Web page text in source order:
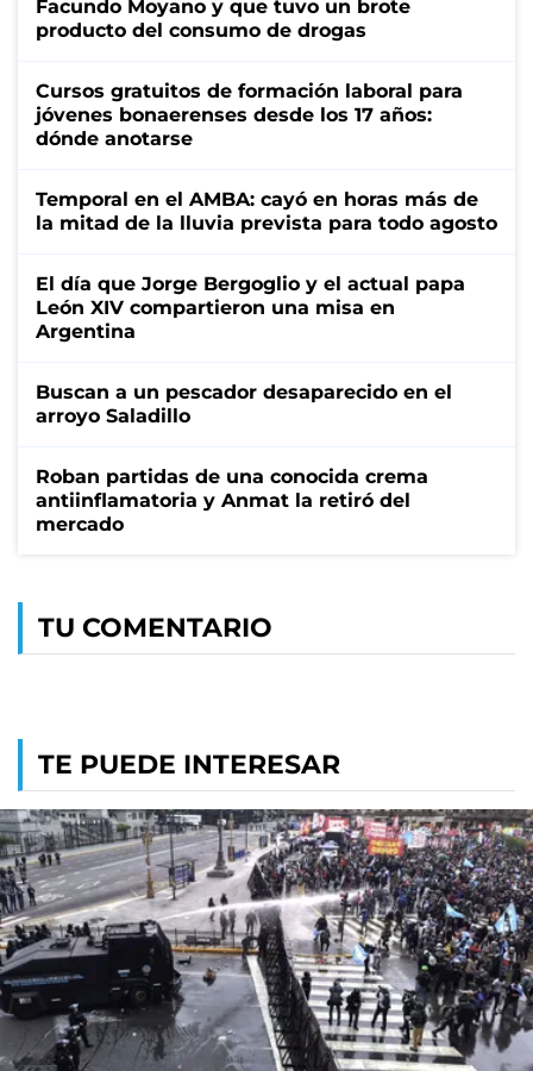
Facundo Moyano y que tuvo un brote
producto del consumo de drogas
Cursos gratuitos de formación laboral para
jóvenes bonaerenses desde los 17 años:
dónde anotarse
Temporal en el AMBA: cayó en horas más de
la mitad de la lluvia prevista para todo agosto
El día que Jorge Bergoglio y el actual papa
León XIV compartieron una misa en
Argentina
Buscan a un pescador desaparecido en el
arroyo Saladillo
Roban partidas de una conocida crema
antiinflamatoria y Anmat la retiró del
mercado
TU COMENTARIO
TE PUEDE INTERESAR